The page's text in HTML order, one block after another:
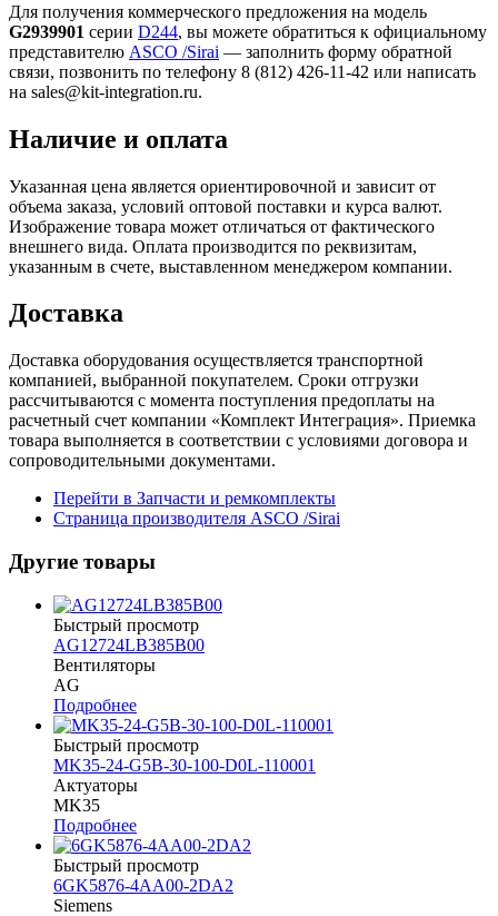
Для получения коммерческого предложения на модель
G2939901 серии D244, вы можете обратиться к официальному
представителю ASCO /Sirai — заполнить форму обратной
связи, позвонить по телефону 8 (812) 426-11-42 или написать
на sales@kit-integration.ru.
Наличие и оплата
Указанная цена является ориентировочной и зависит от
объема заказа, условий оптовой поставки и курса валют.
Изображение товара может отличаться от фактического
внешнего вида. Оплата производится по реквизитам,
указанным в счете, выставленном менеджером компании.
Доставка
Доставка оборудования осуществляется транспортной
компанией, выбранной покупателем. Сроки отгрузки
рассчитываются с момента поступления предоплаты на
расчетный счет компании «Комплект Интеграция». Приемка
товара выполняется в соответствии с условиями договора и
сопроводительными документами.
Перейти в Запчасти и ремкомплекты
Страница производителя ASCO /Sirai
Другие товары
Быстрый просмотр
AG12724LB385B00
Вентиляторы
AG
Подробнее
Быстрый просмотр
MK35-24-G5B-30-100-D0L-110001
Актуаторы
MK35
Подробнее
Быстрый просмотр
6GK5876-4AA00-2DA2
Siemens